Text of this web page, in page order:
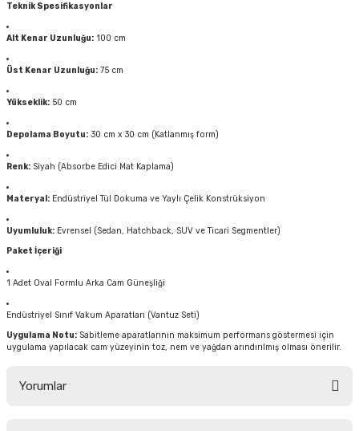
Teknik Spesifikasyonlar
Alt Kenar Uzunluğu: 100 cm
Üst Kenar Uzunluğu: 75 cm
Yükseklik: 50 cm
Depolama Boyutu: 30 cm x 30 cm (Katlanmış form)
Renk: Siyah (Absorbe Edici Mat Kaplama)
Materyal: Endüstriyel Tül Dokuma ve Yaylı Çelik Konstrüksiyon
Uyumluluk: Evrensel (Sedan, Hatchback, SUV ve Ticari Segmentler)
Paket İçeriği
1 Adet Oval Formlu Arka Cam Güneşliği
Endüstriyel Sınıf Vakum Aparatları (Vantuz Seti)
Uygulama Notu: Sabitleme aparatlarının maksimum performans göstermesi için
uygulama yapılacak cam yüzeyinin toz, nem ve yağdan arındırılmış olması önerilir.
Yorumlar